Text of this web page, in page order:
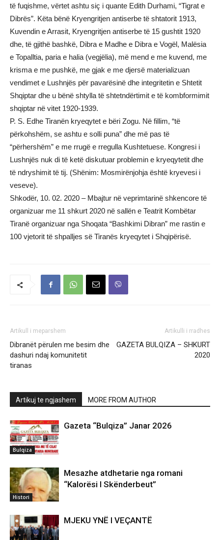
të fuqishme, vërtet ashtu siç i quante Edith Durhami, “Tigrat e
Dibrës”. Këta bënë Kryengritjen antiserbe të shtatorit 1913,
Kuvendin e Arrasit, Kryengritjen antiserbe të 15 gushtit 1920
dhe, të gjithë bashkë, Dibra e Madhe e Dibra e Vogël, Malësia
e Topalltia, paria e halia (vegjëlia), më mend e me kuvend, me
krisma e me pushkë, me gjak e me djersë materializuan
vendimet e Lushnjës për pavarësinë dhe integritetin e Shtetit
Shqiptar dhe u bënë shtylla të shtetndërtimit e të kombformimit
shqiptar në vitet 1920-1939.
P. S. Edhe Tiranën kryeqytet e bëri Zogu. Në fillim, “të
përkohshëm, se ashtu e solli puna” dhe më pas të
“përhershëm” e me rrugë e rregulla Kushtetuese. Kongresi i
Lushnjës nuk di të ketë diskutuar problemin e kryeqytetit dhe
të ndryshimit të tij. (Shënim: Mosmirënjohja është kryevesi i
veseve).
Shkodër, 10. 02. 2020 – Mbajtur në veprimtarinë shkencore të
organizuar me 11 shkurt 2020 në sallën e Teatrit Kombëtar
Tiranë organizuar nga Shoqata “Bashkimi Dibran” me rastin e
100 vjetorit të shpalljes së Tiranës kryeqytet i Shqipërisë.
Artikull i meparshem
Dibranët përulen me besim dhe
dashuri ndaj komunitetit
tiranas
Artikulli i rradhes
GAZETA BULQIZA – SHKURT
2020
Artikuj te ngjashem MORE FROM AUTHOR
Bulqiza
Gazeta “Bulqiza” Janar 2026
Histori
Mesazhe atdhetarie nga romani
“Kalorësi I Skënderbeut”
MJEKU YNË I VEÇANTË